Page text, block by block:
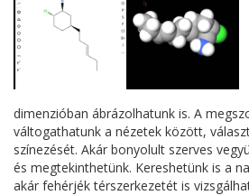
dimenzióban ábrázolhatunk is. A
váltogathatunk a nézetek között,
színezését. Akár bonyolult szerves
és megtekinthetünk. Kereshetünk is a
akár fehérjék térszerkezetét is